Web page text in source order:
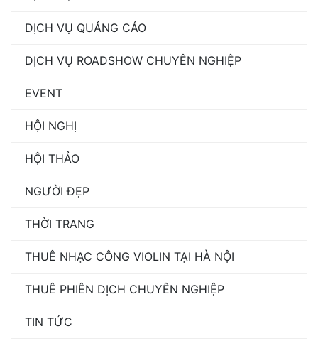
DỊCH VỤ QUẢNG CÁO
DỊCH VỤ ROADSHOW CHUYÊN NGHIỆP
EVENT
HỘI NGHỊ
HỘI THẢO
NGƯỜI ĐẸP
THỜI TRANG
THUÊ NHẠC CÔNG VIOLIN TẠI HÀ NỘI
THUÊ PHIÊN DỊCH CHUYÊN NGHIỆP
TIN TỨC